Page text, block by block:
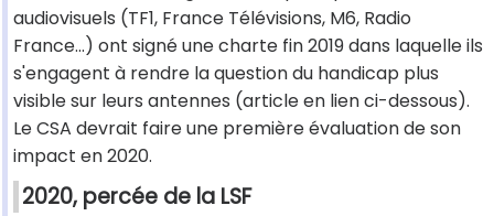
audiovisuels (TF1, France Télévisions, M6, Radio
France...) ont signé une charte fin 2019 dans laquelle ils
s'engagent à rendre la question du handicap plus
visible sur leurs antennes (article en lien ci-dessous).
Le CSA devrait faire une première évaluation de son
impact en 2020.
2020, percée de la LSF